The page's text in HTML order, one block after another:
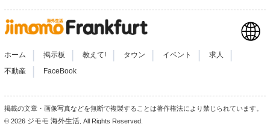
ホーム 掲示板 教えて! タウン イベント 求人
不動産 | FaceBook
掲載の文章・画像写真などを無断で複製することは著作権法により禁じられています。
© 2026 ジモモ 海外生活 , All Rights Reserved.